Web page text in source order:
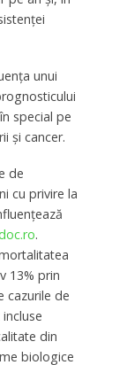
unui
special pe
și cancer.
de
cu privire la
.
13% prin
cazurile de
din
biologice